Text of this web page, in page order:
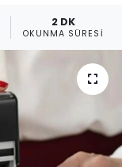
2 DK
OKUNMA SÜRESI